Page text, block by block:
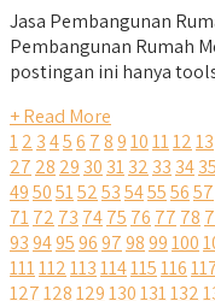
Jasa Pembangunan
Pembangunan Rumah
postingan ini hanya
+ Read More
12 3456 78910111213
27 28 29 30 3132 33 3435
495051525354555657
7172 73 7475 76 77 78
93949596979899100
111112113114115116
127128129130131132